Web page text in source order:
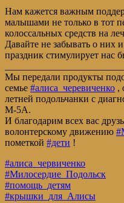
Нам кажется важным
малышами не только в тот
колоссальных средств на
Давайте не забывать о них
праздник стимулирует нас
Мы передали продукты
семье #алиса_черевиченко ,
летней подольчанки с
М-5А.
И благодарим всех вас
волонтерскому движению
пометкой #дети !
#алиса_червиченко
#Милосердие_Подольск
#помощь_детям
#крышки_для_Алисы